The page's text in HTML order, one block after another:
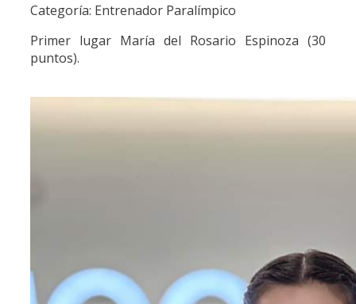
Categoría: Entrenador Paralímpico
Primer lugar María del Rosario Espinoza (30
puntos).